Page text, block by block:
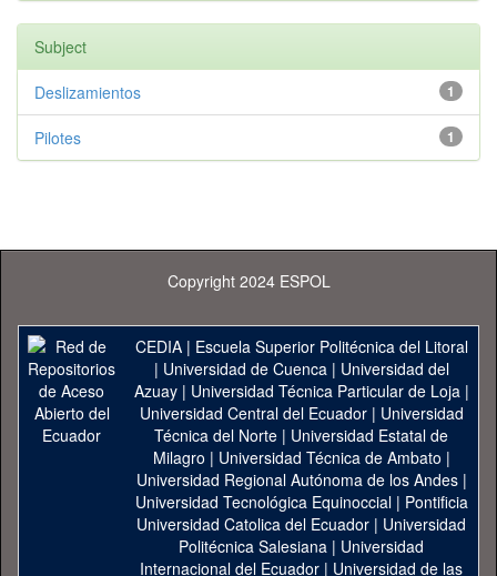
Subject
1
Deslizamientos
1
Pilotes
Copyright 2024 ESPOL
CEDIA| Escuela Superior Politécnica del Litoral
| Universidad de Cuenca| Universidad del
Azuay| Universidad Técnica Particular de Loja|
Universidad Central del Ecuador| Universidad
Técnica del Norte | Universidad Estatal de
Milagro | Universidad Técnica de Ambato |
Universidad Regional Autónoma de los Andes|
Universidad Tecnológica Equinoccial| Pontificia
Universidad Catolica del Ecuador | Universidad
Politécnica Salesiana | Universidad
Internacional del Ecuador | Universidad de las